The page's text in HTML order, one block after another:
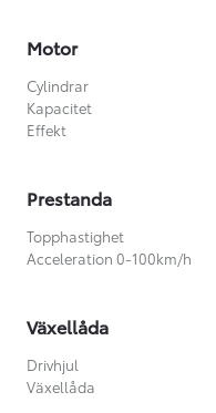
Motor
Cylindrar
Kapacitet
Effekt
Prestanda
Topphastighet
Acceleration 0-100km/h
Växellåda
Drivhjul
Växellåda